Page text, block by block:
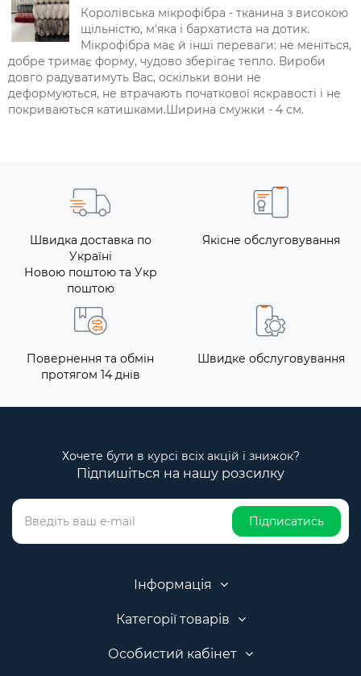
Королівська мікрофібра - тканина з високою
щільністю, м'яка і бархатиста на дотик.
Мікрофібра має й інші переваги: ​​не меніться,
добре тримає форму, чудово зберігає тепло. Вироби
довго радуватимуть Вас, оскільки вони не
деформуються, не втрачають початкової яскравості і не
покриваються катишками.Ширина смужки - 4 см.
Швидка доставка по
Україні
Новою поштою та Укр
поштою
Якісне обслуговування
Повернення та обмін
протягом 14 днів
Швидке обслуговування
Хочете бути в курсі всіх акцій і знижок?
Підпишіться на нашу розсилку
Підписатись
Інформація
Категорії товарів
Особистий кабінет